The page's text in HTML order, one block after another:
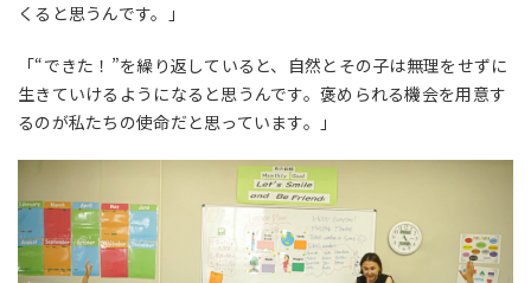
くると思うんです。」
「“できた！”を繰り返していると、自然とその子は無理をせずに
生きていけるようになると思うんです。褒められる機会を用意す
るのが私たちの使命だと思っています。」